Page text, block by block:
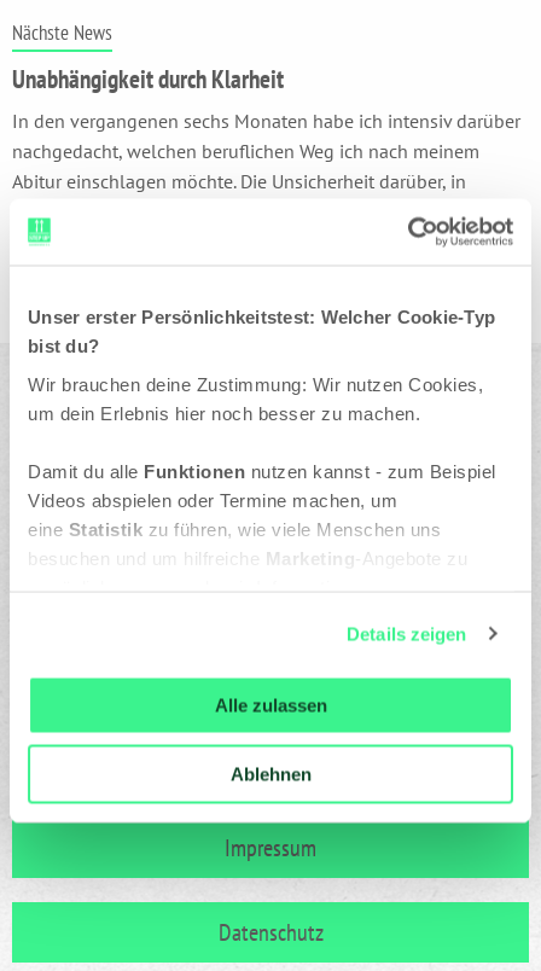
Unser erster Persönlichkeitstest: Welcher Cookie-Typ
bist du?
Wir brauchen deine Zustimmung: Wir nutzen Cookies,
um dein Erlebnis hier noch besser zu machen.
Damit du alle Funktionen nutzen kannst - zum Beispiel
Videos abspielen oder Termine machen, um
eine Statistik zu führen, wie viele Menschen uns
besuchen und um hilfreiche Marketing -Angebote zu
ändern, indem du auf das Symbol in der unteren linken
Ecke des Bildschirms klickst. Lies mehr darüber, wie wir
Cookies und andere Technologien zur Erfassung
Personen bezogener Daten
Details zeigen
Alle zulassen
Ablehnen
Nächste News
Unabhängigkeit durch Klarheit
In den vergangenen sechs Monaten habe ich intensiv darüber
nachgedacht, welchen beruflichen Weg ich nach meinem
Abitur einschlagen möchte. Die Unsicherheit darüber, in
Step up! Karrierewege e.V.
Moorfuhrtweg 15
22301 Hamburg
040 - 688 79 49 80
Impressum
Datenschutz